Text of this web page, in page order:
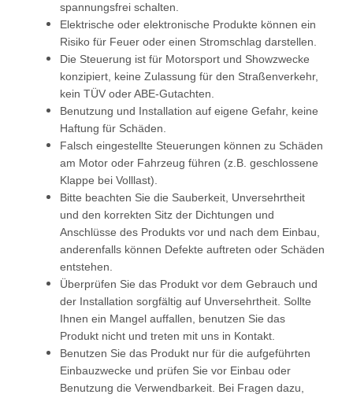
spannungsfrei schalten.
Elektrische oder elektronische Produkte können ein
Risiko für Feuer oder einen Stromschlag darstellen.
Die Steuerung ist für Motorsport und Showzwecke
konzipiert, keine Zulassung für den Straßenverkehr,
kein TÜV oder ABE-Gutachten.
Benutzung und Installation auf eigene Gefahr, keine
Haftung für Schäden.
Falsch eingestellte Steuerungen können zu Schäden
am Motor oder Fahrzeug führen (z.B. geschlossene
Klappe bei Volllast).
Bitte beachten Sie die Sauberkeit, Unversehrtheit
und den korrekten Sitz der Dichtungen und
Anschlüsse des Produkts vor und nach dem Einbau,
anderenfalls können Defekte auftreten oder Schäden
entstehen.
Überprüfen Sie das Produkt vor dem Gebrauch und
der Installation sorgfältig auf Unversehrtheit. Sollte
Ihnen ein Mangel auffallen, benutzen Sie das
Produkt nicht und treten mit uns in Kontakt.
Benutzen Sie das Produkt nur für die aufgeführten
Einbauzwecke und prüfen Sie vor Einbau oder
Benutzung die Verwendbarkeit. Bei Fragen dazu,